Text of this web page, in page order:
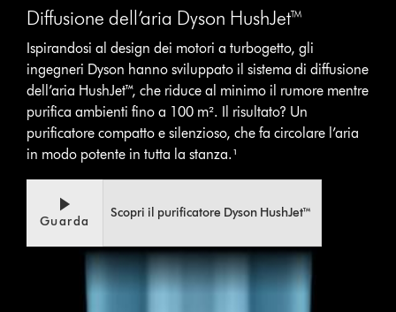
Diffusione dell’aria Dyson HushJet™
Ispirandosi al design dei motori a turbogetto, gli
ingegneri Dyson hanno sviluppato il sistema di diffusione
dell’aria HushJet™, che riduce al minimo il rumore mentre
purifica ambienti fino a 100 m². Il risultato? Un
purificatore compatto e silenzioso, che fa circolare l’aria
in modo potente in tutta la stanza.¹
Transcript
trascrizione
video
Guarda
Scopri il purificatore Dyson HushJet™